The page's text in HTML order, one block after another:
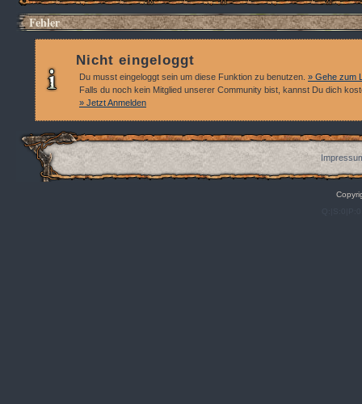
Fehler
Nicht eingeloggt
Du musst eingeloggt sein um diese Funktion zu benutzen. » Gehe zum
Falls du noch kein Mitglied unserer Community bist, kannst Du dich
» Jetzt Anmelden